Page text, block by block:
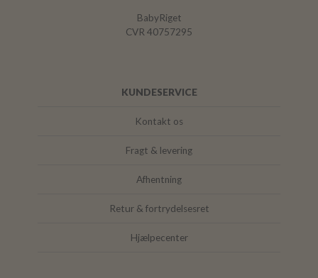
BabyRiget
CVR 40757295
KUNDESERVICE
Kontakt os
Fragt & levering
Afhentning
Retur & fortrydelsesret
Hjælpecenter